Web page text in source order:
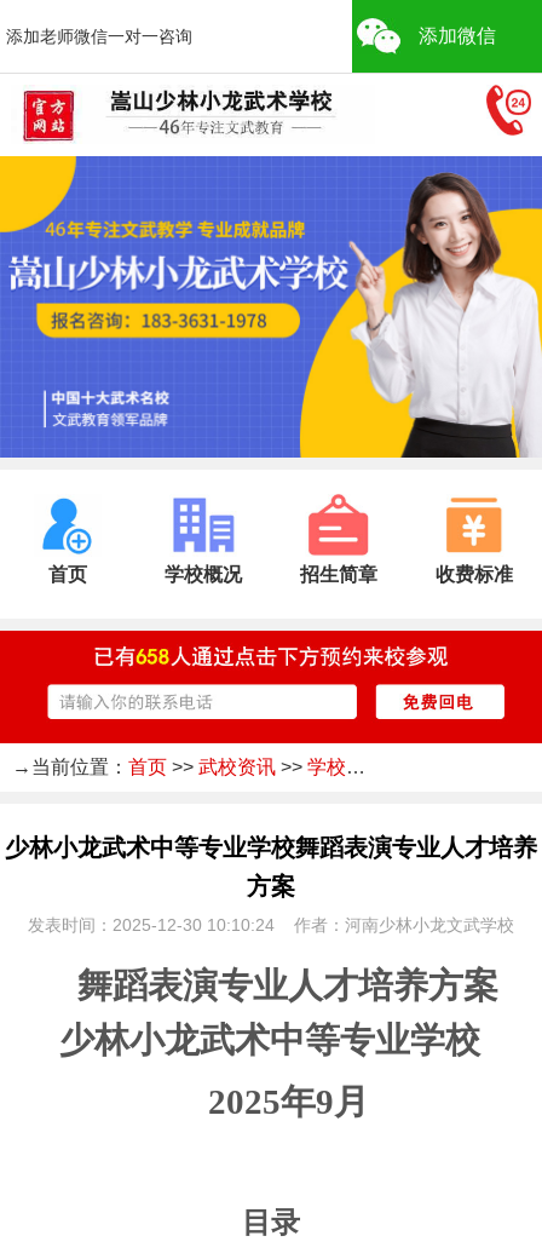
添加老师微信一对一咨询 添加微信
首页 学校概况 招生简章 收费标准
→当前位置： 首页 >> 武校资讯 >> 学校新闻
少林小龙武术中等专业学校舞蹈表演专业人才培养
方案
发表时间：2025-12-30 10:10:24 作者：河南少林小龙文武学校
舞蹈表演专业人才培养方案
少林小龙武术中等专业学校
2025年9月
目录